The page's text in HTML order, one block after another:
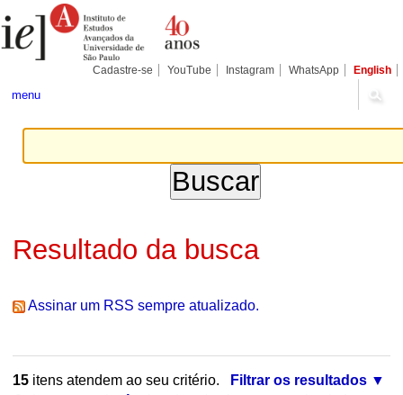
para
conteúdo.
Pessoais
Cadastre-se YouTube Instagram WhatsApp English
menu
Resultado da busca
Assinar um RSS sempre atualizado.
15itens atendem ao seu critério.
Filtrar os resultados